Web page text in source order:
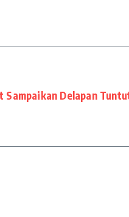
Delapan